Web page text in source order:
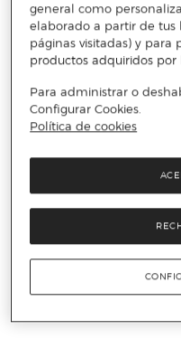
general como
elaborado a partir de tus
páginas visitadas) y para
productos adquiridos por
Para administrar o
Configurar Cookies.
Política de cookies